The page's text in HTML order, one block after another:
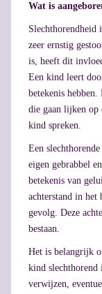
Wat is
Slechthorendheid
zeer ernstig
is, heeft dit
Een kind leert
betekenis
die gaan lijken op
kind spreken.
Een
eigen gebrabbel
betekenis van
achterstand in het
gevolg. Deze
bestaan.
Het is belangrijk
kind slechthorend
verwijzen,